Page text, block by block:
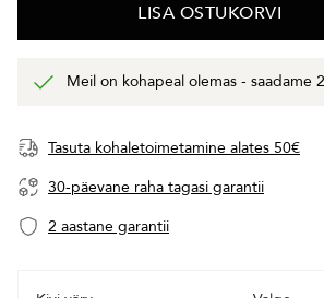
LISA OSTUKORVI
Meil on kohapeal olemas - saadame
Tasuta kohaletoimetamine alates 50€
30-päevane raha tagasi garantii
2 aastane garantii